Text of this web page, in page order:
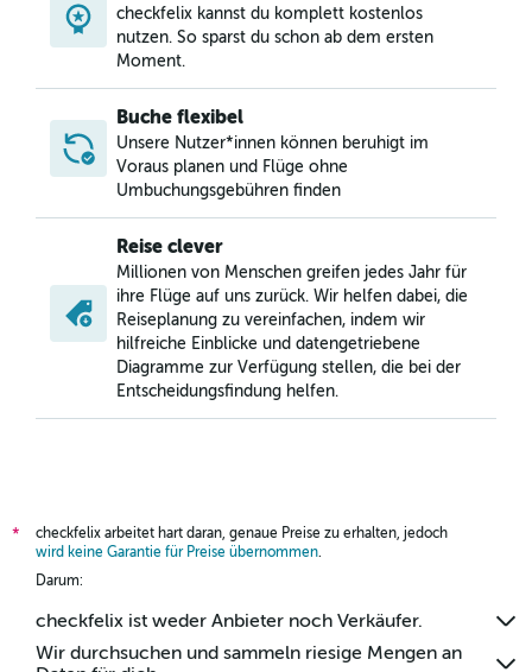
checkfelix kannst du komplett kostenlos
nutzen. So sparst du schon ab dem ersten
Moment.
Buche flexibel
Unsere Nutzer*innen können beruhigt im
Voraus planen und Flüge ohne
Umbuchungsgebühren finden
Reise clever
Millionen von Menschen greifen jedes Jahr für
ihre Flüge auf uns zurück. Wir helfen dabei, die
Reiseplanung zu vereinfachen, indem wir
hilfreiche Einblicke und datengetriebene
Diagramme zur Verfügung stellen, die bei der
Entscheidungsfindung helfen.
*
checkfelix arbeitet hart daran, genaue Preise zu erhalten, jedoch
wird keine Garantie für Preise übernommen.
Darum:
checkfelix ist weder Anbieter noch Verkäufer.
Wir durchsuchen und sammeln riesige Mengen an